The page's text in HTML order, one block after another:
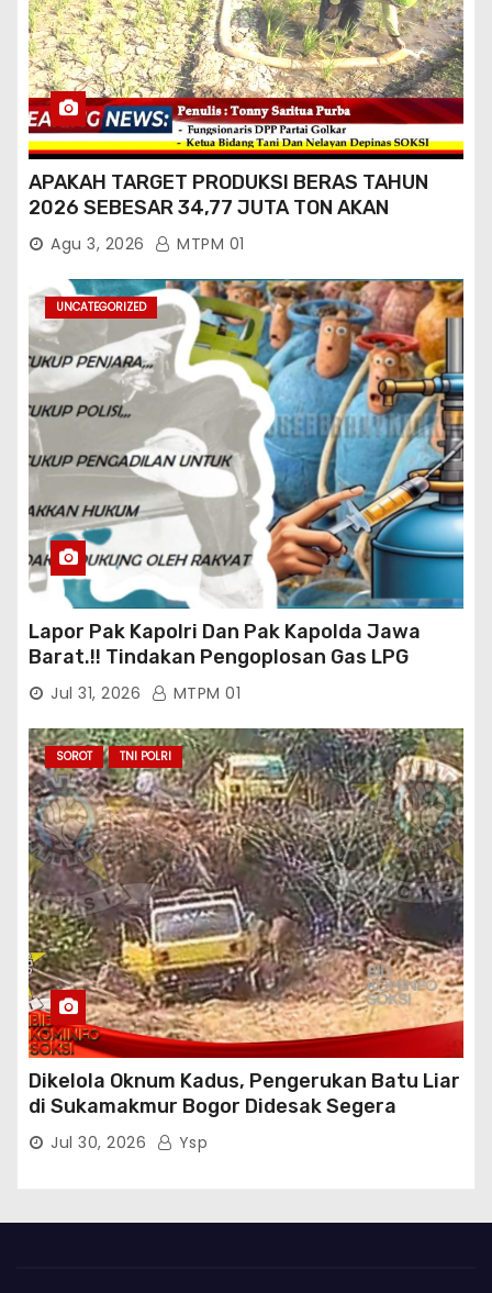
APAKAH TARGET PRODUKSI BERAS TAHUN
2026 SEBESAR 34,77 JUTA TON AKAN
TERCAPAI ?
Agu 3, 2026 MTPM 01
UNCATEGORIZED
Lapor Pak Kapolri Dan Pak Kapolda Jawa
Barat.!! Tindakan Pengoplosan Gas LPG
Bersubsidi Marak Terjadi Di Kabupaten Bogor
Persisnya di Babakan Madang: Tim
Aktifis/Jurnalis Meminta Pimpinan Polri Beri
Atensi Penindakan Sampai Penangkapan
Terhadap Pelaku
Jul 31, 2026 MTPM 01
SOROT TNI POLRI
Dikelola Oknum Kadus, Pengerukan Batu Liar
di Sukamakmur Bogor Didesak Segera
Ditindak Hukum
Jul 30, 2026 Ysp